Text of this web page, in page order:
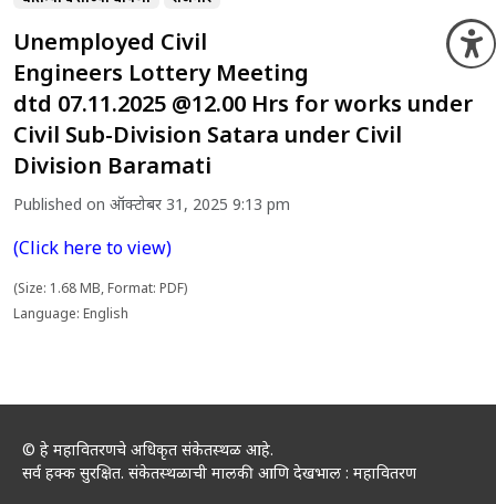
Unemployed Civil
Engineers Lottery Meeting
dtd 07.11.2025 @12.00 Hrs for works under
Civil Sub-Division Satara under Civil
Division Baramati
Published on ऑक्टोबर 31, 2025 9:13 pm
(Click here to view)
(Size: 1.68 MB, Format: PDF)
Language: English
© हे महावितरणचे अधिकृत संकेतस्थळ आहे.
सर्व हक्क सुरक्षित. संकेतस्थळाची मालकी आणि देखभाल : महावितरण